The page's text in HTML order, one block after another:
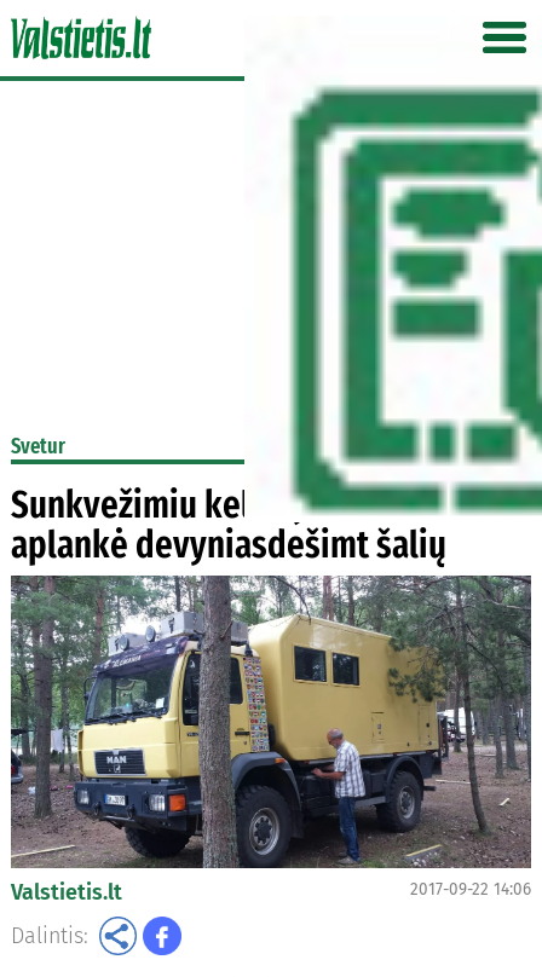
Svetur
Sunkvežimiu keliaujantis vokietis
aplankė devyniasdešimt šalių
Valstietis.lt 2017-09-22 14:06
Dalintis: